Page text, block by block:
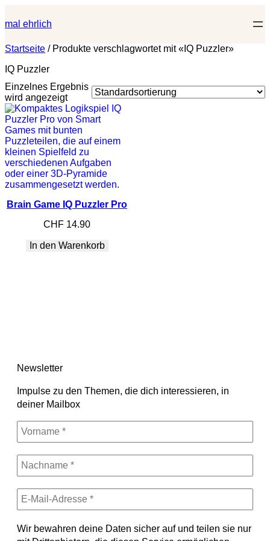
Inhalt
springen
mal ehrlich
Startseite / Produkte verschlagwortet mit «IQ Puzzler»
IQ Puzzler
Einzelnes Ergebnis
wird angezeigt
Brain Game IQ Puzzler Pro
CHF 14.90
In den Warenkorb
Newsletter
Impulse zu den Themen, die dich interessieren, in
deiner Mailbox
Wir bewahren deine Daten sicher auf und teilen sie nur